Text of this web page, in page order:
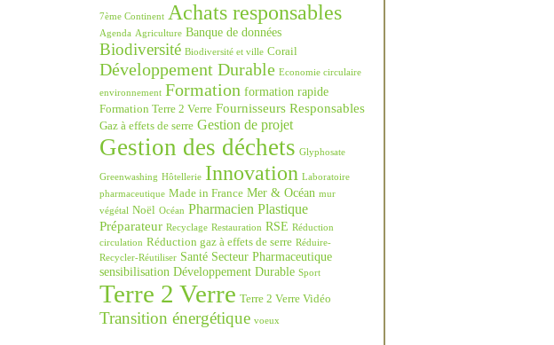
7ème Continent Achats responsables
Agenda Agriculture Banque de données
Biodiversité Biodiversité et ville Corail
Développement Durable Economie circulaire
environnement Formation formation rapide
Formation Terre 2 Verre Fournisseurs Responsables
Gaz à effets de serre Gestion de projet
Gestion des déchets Glyphosate
Greenwashing Hôtellerie Innovation Laboratoire
pharmaceutique Made in France Mer & Océan mur
végétal Noël Océan Pharmacien Plastique
Préparateur Recyclage Restauration RSE Réduction
circulation Réduction gaz à effets de serre Réduire-
Recycler-Réutiliser Santé Secteur Pharmaceutique
sensibilisation Développement Durable Sport
Terre 2 Verre Terre 2 Verre Vidéo
Transition énergétique voeux